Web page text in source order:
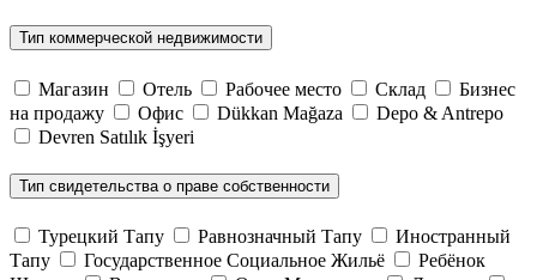
Тип коммерческой недвижимости
Магазин Отель Рабочее место Склад
Бизнес
на продажу
Офис Dükkan Mağaza
Depo & Antrepo
Devren Satılık İşyeri
Тип свидетельства о праве собственности
Турецкий Тапу Равнозначный Тапу
Иностранный
Тапу
Государственное Социальное Жильё
Ребёнок